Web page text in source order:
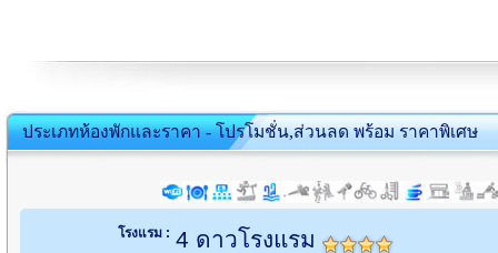
ประเภทห้องพักและราคา - โปรโมชั่น,ส่วนลด พร้อม ราคาพิเศษ
โรงแรม : 4 ดาวโรงแรม